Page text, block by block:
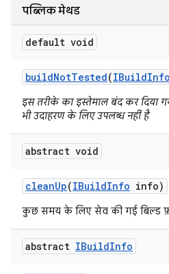
पब्लिक मेथड
default void
buildNotTested(IBuildInfo
इस तरीके का इस्तेमाल बंद कर दिया
भी उदाहरण के लिए उपलब्ध नहीं है
abstract void
cleanUp(IBuildInfo info)
कुछ समय के लिए सेव की गई बिल्ड
abstract IBuildInfo